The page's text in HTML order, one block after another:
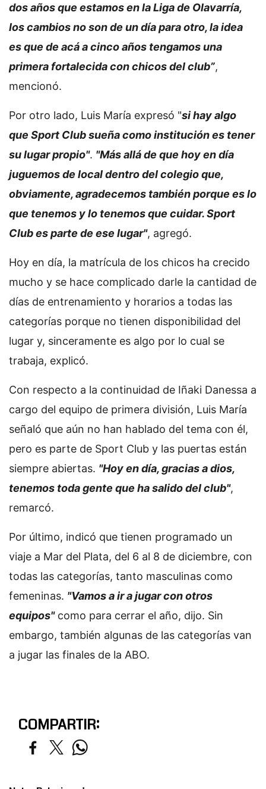
dos años que estamos en la Liga de Olavarría,
los cambios no son de un día para otro, la idea
es que de acá a cinco años tengamos una
primera fortalecida con chicos del club”,
mencionó.
Por otro lado, Luis María expresó "si hay algo
que Sport Club sueña como institución es tener
su lugar propio". "Más allá de que hoy en día
juguemos de local dentro del colegio que,
obviamente, agradecemos también porque es lo
que tenemos y lo tenemos que cuidar. Sport
Club es parte de ese lugar", agregó.
Hoy en día, la matrícula de los chicos ha crecido
mucho y se hace complicado darle la cantidad de
días de entrenamiento y horarios a todas las
categorías porque no tienen disponibilidad del
lugar y, sinceramente es algo por lo cual se
trabaja, explicó.
Con respecto a la continuidad de Iñaki Danessa a
cargo del equipo de primera división, Luis María
señaló que aún no han hablado del tema con él,
pero es parte de Sport Club y las puertas están
siempre abiertas. "Hoy en día, gracias a dios,
tenemos toda gente que ha salido del club",
remarcó.
Por último, indicó que tienen programado un
viaje a Mar del Plata, del 6 al 8 de diciembre, con
todas las categorías, tanto masculinas como
femeninas. "Vamos a ir a jugar con otros
equipos"como para cerrar el año, dijo. Sin
embargo, también algunas de las categorías van
a jugar las finales de la ABO.
COMPARTIR: